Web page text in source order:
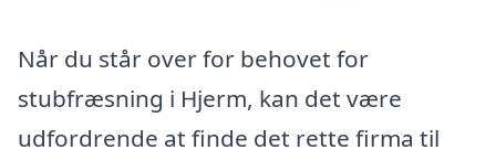
Når du står over for behovet for
stubfræsning i Hjerm, kan det være
udfordrende at finde det rette firma til